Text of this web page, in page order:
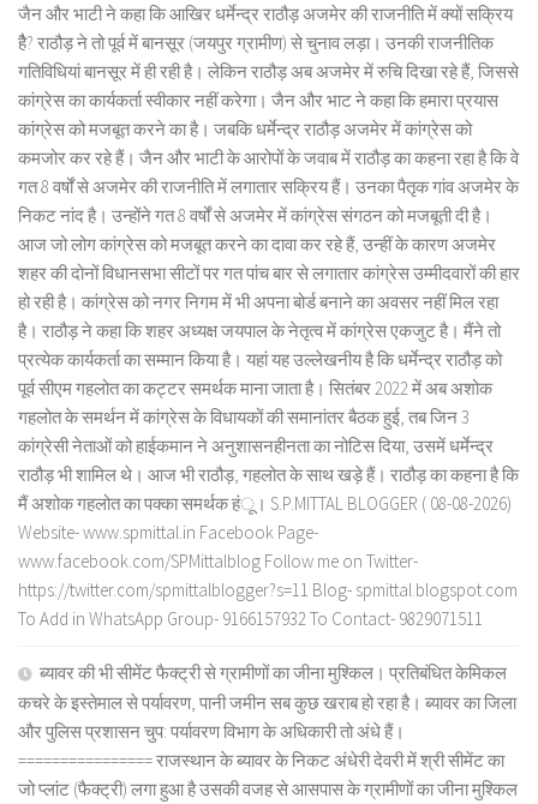
जैन और भाटी ने कहा कि आखिर धर्मेन्द्र राठौड़ अजमेर की राजनीति में क्यों सक्रिय
हैै? राठौड़ ने तो पूर्व में बानसूर (जयपुर ग्रामीण) से चुनाव लड़ा। उनकी राजनीतिक
गतिविधियां बानसूर में ही रही है। लेकिन राठौड़ अब अजमेर में रुचि दिखा रहे हैं, जिससे
कांग्रेस का कार्यकर्ता स्वीकार नहीं करेगा। जैन और भाट ने कहा कि हमारा प्रयास
कांग्रेस को मजबूत करने का है। जबकि धर्मेन्द्र राठौड़ अजमेर में कांग्रेस को
कमजोर कर रहे हैं। जैन और भाटी के आरोपों के जवाब में राठौड़ का कहना रहा है कि वे
गत 8 वर्षों से अजमेर की राजनीति में लगातार सक्रिय हैं। उनका पैतृक गांव अजमेर के
निकट नांद है। उन्होंने गत 8 वर्षों से अजमेर में कांग्रेस संगठन को मजबूती दी है।
आज जो लोग कांग्रेस को मजबूत करने का दावा कर रहे हैं, उन्हीं के कारण अजमेर
शहर की दोनों विधानसभा सीटों पर गत पांच बार से लगातार कांग्रेस उम्मीदवारों की हार
हो रही है। कांग्रेस को नगर निगम में भी अपना बोर्ड बनाने का अवसर नहीं मिल रहा
है। राठौड़ ने कहा कि शहर अध्यक्ष जयपाल के नेतृत्व में कांग्रेस एकजुट है। मैंने तो
प्रत्येक कार्यकर्ता का सम्मान किया है। यहां यह उल्लेखनीय है कि धर्मेन्द्र राठौड़ को
पूर्व सीएम गहलोत का कट्टर समर्थक माना जाता है। सितंबर 2022 में अब अशोक
गहलोत के समर्थन में कांग्रेस के विधायकों की समानांतर बैठक हुई, तब जिन 3
कांग्रेसी नेताओं को हाईकमान ने अनुशासनहीनता का नोटिस दिया, उसमें धर्मेन्द्र
राठौड़ भी शामिल थे। आज भी राठौड़, गहलोत के साथ खड़े हैं। राठौड़ का कहना है कि
मैं अशोक गहलोत का पक्का समर्थक हंू। S.P.MITTAL BLOGGER ( 08-08-2026)
Website- www.spmittal.in Facebook Page-
www.facebook.com/SPMittalblog Follow me on Twitter-
https://twitter.com/spmittalblogger?s=11 Blog- spmittal.blogspot.com
To Add in WhatsApp Group- 9166157932 To Contact- 9829071511
ब्यावर की भी सीमेंट फैक्ट्री से ग्रामीणों का जीना मुश्किल। प्रतिबंधित केमिकल
कचरे के इस्तेमाल से पर्यावरण, पानी जमीन सब कुछ खराब हो रहा है। ब्यावर का जिला
और पुलिस प्रशासन चुप: पर्यावरण विभाग के अधिकारी तो अंधे हैं।
================ राजस्थान के ब्यावर के निकट अंधेरी देवरी में श्री सीमेंट का
जो प्लांट (फैक्ट्री) लगा हुआ है उसकी वजह से आसपास के ग्रामीणों का जीना मुश्किल